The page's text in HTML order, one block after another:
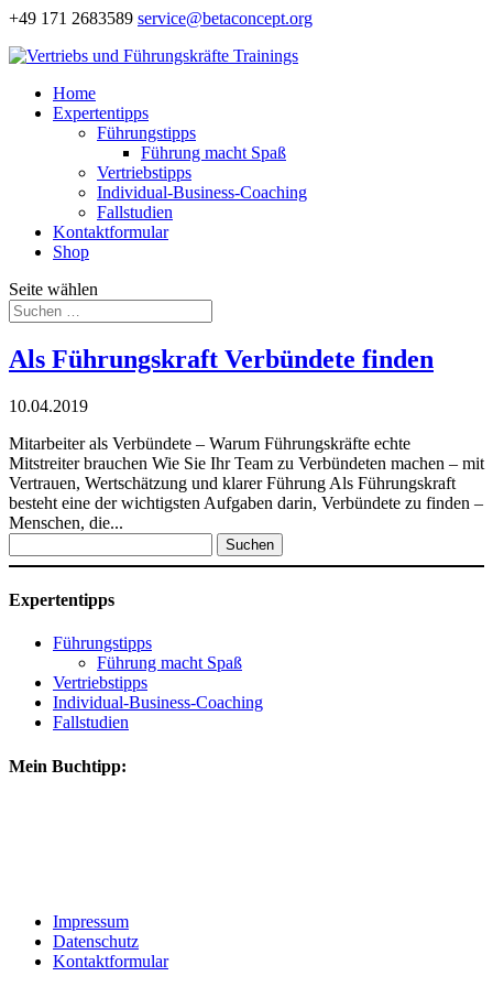
+49 171 2683589 service@betaconcept.org
Home
Expertentipps
Führungstipps
Führung macht Spaß
Vertriebstipps
Individual-Business-Coaching
Fallstudien
Kontaktformular
Shop
Seite wählen
Als Führungskraft Verbündete finden
10.04.2019
Mitarbeiter als Verbündete – Warum Führungskräfte echte
Mitstreiter brauchen Wie Sie Ihr Team zu Verbündeten machen – mit
Vertrauen, Wertschätzung und klarer Führung Als Führungskraft
besteht eine der wichtigsten Aufgaben darin, Verbündete zu finden –
Menschen, die...
nach:
Expertentipps
Führungstipps
Führung macht Spaß
Vertriebstipps
Individual-Business-Coaching
Fallstudien
Mein Buchtipp:
Impressum
Datenschutz
Kontaktformular